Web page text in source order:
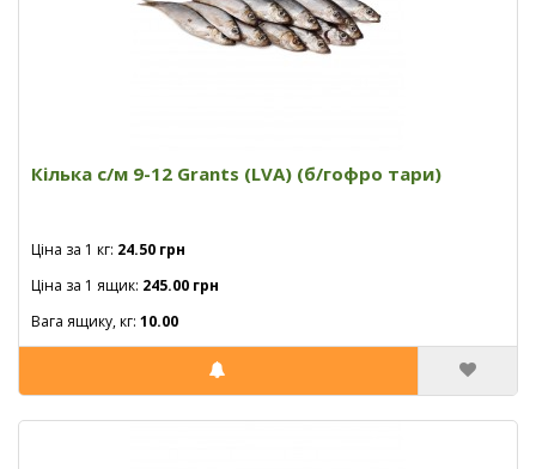
Кілька с/м 9-12 Grants (LVA) (б/гофро тари)
Ціна за 1 кг: 24.50 грн
Ціна за 1 ящик: 245.00 грн
Вага ящику, кг: 10.00